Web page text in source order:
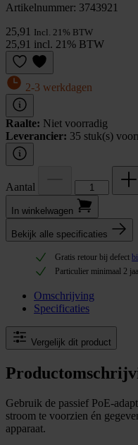
Artikelnummer: 3743921
25,91 Incl. 21% BTW
25,91 incl. 21% BTW
2-3 werkdagen
Raalte: Niet voorradig
Leverancier: 35 stuk(s)
Aantal
In winkel­wagen
Bekijk alle specificaties
Gratis retour bij defect
Particulier minimaal 2
Omschrijving
Specificaties
Vergelijk dit product
Gebruik de passief PoE-
stroom te voorzien én
apparaat.